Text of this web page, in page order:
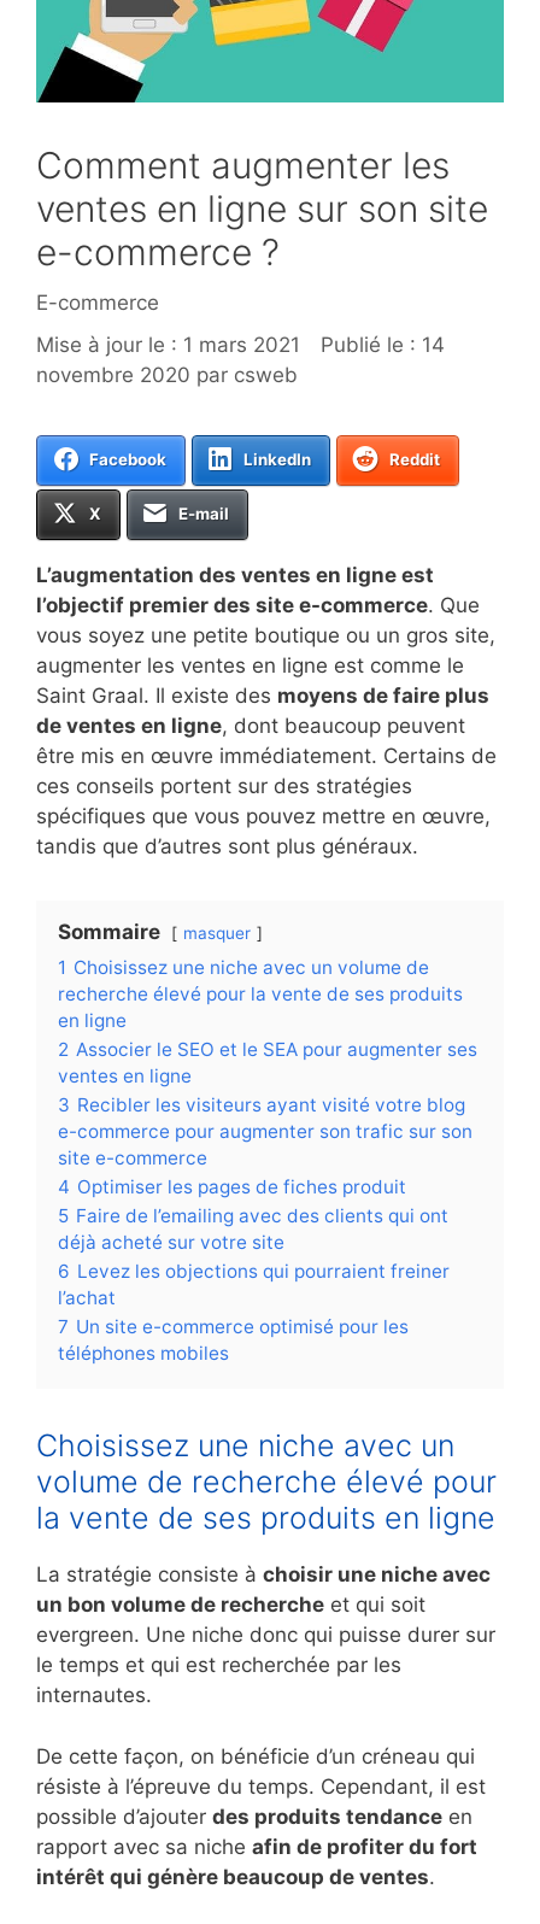
Comment augmenter les
ventes en ligne sur son site
e-commerce ?
Catégories
E-commerce
1 mars 2021
14
novembre 2020 par csweb
Facebook LinkedIn Reddit
X E-mail
L’augmentation des ventes en ligne est
l’objectif premier des site e-commerce. Que
vous soyez une petite boutique ou un gros site,
augmenter les ventes en ligne est comme le
Saint Graal. Il existe des moyens de faire plus
de ventes en ligne, dont beaucoup peuvent
être mis en œuvre immédiatement. Certains de
ces conseils portent sur des stratégies
spécifiques que vous pouvez mettre en œuvre,
tandis que d’autres sont plus généraux.
Sommaire masquer
1 Choisissez une niche avec un volume de
recherche élevé pour la vente de ses produits
en ligne
2 Associer le SEO et le SEA pour augmenter ses
ventes en ligne
3 Recibler les visiteurs ayant visité votre blog
e-commerce pour augmenter son trafic sur son
site e-commerce
4 Optimiser les pages de fiches produit
5 Faire de l’emailing avec des clients qui ont
déjà acheté sur votre site
6 Levez les objections qui pourraient freiner
l’achat
7 Un site e-commerce optimisé pour les
téléphones mobiles
Choisissez une niche avec un
volume de recherche élevé pour
la vente de ses produits en ligne
La stratégie consiste à choisir une niche avec
un bon volume de recherche et qui soit
evergreen. Une niche donc qui puisse durer sur
le temps et qui est recherchée par les
internautes.
De cette façon, on bénéficie d’un créneau qui
résiste à l’épreuve du temps. Cependant, il est
possible d’ajouter des produits tendance en
rapport avec sa niche afin de profiter du fort
intérêt qui génère beaucoup de ventes.